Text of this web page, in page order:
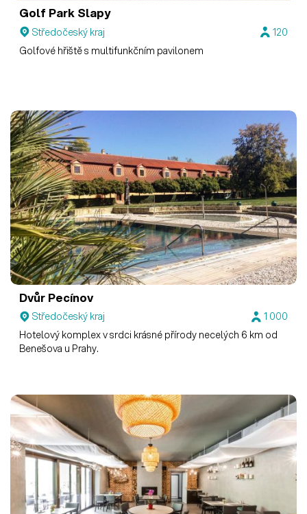
Golf Park Slapy
Středočeský kraj
120
Golfové hřiště s multifunkčním pavilonem
Dvůr Pecínov
Středočeský kraj
1 000
Hotelový komplex v srdci krásné přírody necelých 6 km od
Benešova u Prahy.